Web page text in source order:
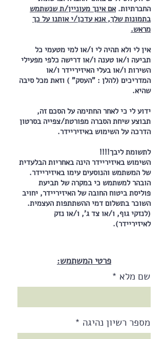
החברתיות.אם אינך מעוניין/ת שנשתמש
בתמונות שלך, אנא עדכן/י אותנו על כך
מראש.
אין לי ולא תהיה לי ו/או למי מטעמי כל
תביעה ו/או טענה ו/או דרישה כלפי מפעילי
השירות ו/או בעלי האיזיריידר ו/או
המדריכים (להלן : "העסק" ) וזאת מכל סיבה
שהיא.
ידוע לי כי לאחר החתימה על הסכם זה,
תבוצע שיחת הסברה מפורטת/צפייה בסרטון
הדרכה על השימוש באיזיריידר.
לתשומת ליבך!!!!
השימוש באיזיריידר הינה באחריות הבלעדית
של המשתמש והנוסעים עימו באיזיריידר.
הובהר למשתמש כי במקרה של תביעת
פוליסת ביטוח החובה של האיזיריידר, יחויב
השוכר בתשלום דמי ההשתתפות העצמית.
(לנזקי גוף, ו/או צד ג', ו/או נזק
לאיזיריידר).
פרטי המשתמש:
שם מלא
מספר רשיון נהיגה